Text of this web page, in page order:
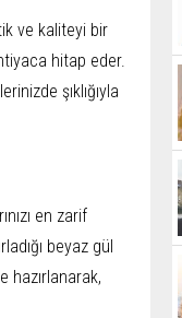
ve kaliteyi bir
hitap eder.
şıklığıyla
en zarif
beyaz gül
hazırlanarak,